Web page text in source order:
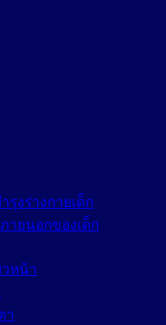
งร่างกายเด็ก
ยนอกของเด็ก
หน้า
า